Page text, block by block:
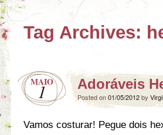
Tag Archives:
MAIO
1 Adoráveis
Posted on01/05/2012by
Vamos costurar! Pegue dois